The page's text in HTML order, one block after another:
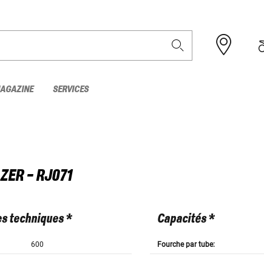
SERVICES
- RJ071
techniques *
600
Capacités *
Fourche par tube: